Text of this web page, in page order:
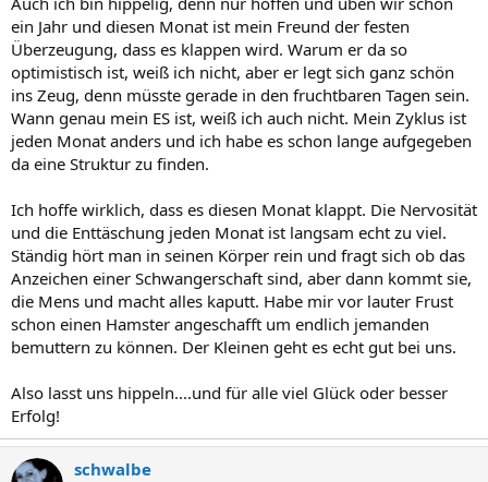
ein Jahr und diesen Monat ist mein Freund der festen
Überzeugung, dass es klappen wird. Warum er da so
optimistisch ist, weiß ich nicht, aber er legt sich ganz schön
ins Zeug, denn müsste gerade in den fruchtbaren Tagen sein.
Wann genau mein ES ist, weiß ich auch nicht. Mein Zyklus ist
jeden Monat anders und ich habe es schon lange aufgegeben
da eine Struktur zu finden.
Ich hoffe wirklich, dass es diesen Monat klappt. Die Nervosität
und die Enttäschung jeden Monat ist langsam echt zu viel.
Ständig hört man in seinen Körper rein und fragt sich ob das
Anzeichen einer Schwangerschaft sind, aber dann kommt sie,
die Mens und macht alles kaputt. Habe mir vor lauter Frust
schon einen Hamster angeschafft um endlich jemanden
bemuttern zu können. Der Kleinen geht es echt gut bei uns.
Also lasst uns hippeln....und für alle viel Glück oder besser
Erfolg!
schwalbe